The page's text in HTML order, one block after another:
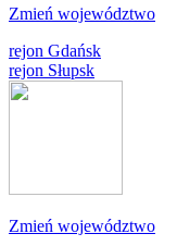
Zmień województwo
rejon Gdańsk
rejon Słupsk
Zmień województwo